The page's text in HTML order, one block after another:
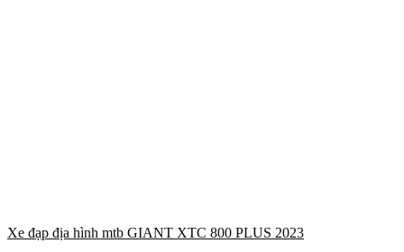
Xe đạp địa hình mtb GIANT XTC 800 PLUS 2023